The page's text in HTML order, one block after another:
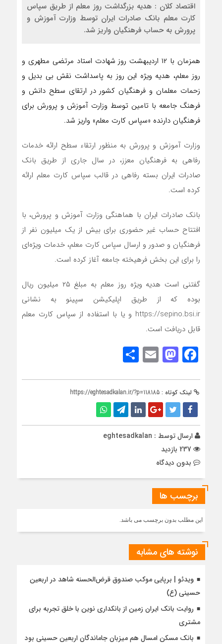
​اقتصاد کلان : هدیه بزرگداشت روز معلم از طریق سپاس
کارت معلم بانک صادرات ایران توسط وزارت آموزش و
پرورش به حساب فرهنگیان واریز شد.
همزمان با ۱۲ اردیبهشت روز شهادت استاد مرتضی مطهری و
روز معلم، هدیه ویژه این روز به پاسداشت نقش بی بدیل و
زحمات معلمان و فرهنگیان کشور در ارتقای سطح دانش و
فرهنگ جامعه با تامین توسط وزارت آموزش و پرورش برای
فرهنگیان دارنده «سپاس کارت معلم» واریز شد.
وزارت آموزش و پرورش به منظور ارتقاء سطح ارائه خدمات
رفاهی به فرهنگیان معزز، در سال جاری از طریق بانک
صادرات ایران بسته رفاهی در قالب سپاس کارت معلم ارائه
کرده است.
بانک صادرات ایران با هماهنگی وزارت آموزش و پرورش، با
افتتاح حساب غیر حضوری برای بیش از یک‌ میلیون نفر از
فرهنگیان و صدور و ارسال سپاس کارت معلم، خدمات ویژه‌ای
را برای این بخش فرهیخته جامعه آغاز کرده است.
گفتنی است هدیه ویژه روز معلم به مبلغ ۲۵ میلیون ریال
بوده که از طریق اپلیکیشن سپینو به نشانی
https://sepino.bsi.ir و یا با استفاده از سپاس کارت معلم
قابل دریافت است.
Facebook
Mastodon
Email
لینک کوتاه : https://eghtesadkalan.ir/?p=118185
ارسال توسط : eghtesadkalan
بدون دیدگاه
برچسب ها
این مطلب بدون برچسب می باشد.
نوشته های مشابه
ویدئو | برپایی موکب صندوق قرض‌الحسنه شاهد در اربعین
حسینی (ع)
روایت بانک ایران زمین از بانکداری نوین با خلق تجربه برای
مشتری
بانک مسکن امسال هم میزبان جاماندگان اربعین حسینی بود